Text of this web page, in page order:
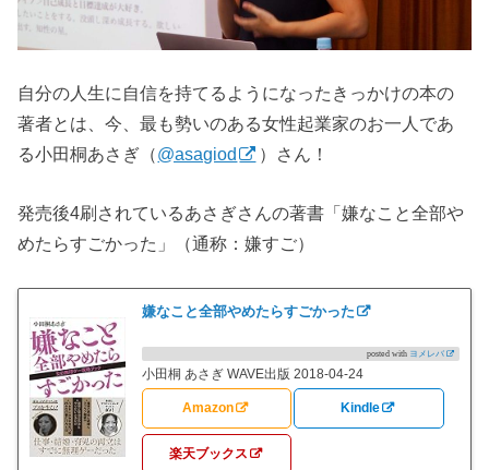
自分の人生に自信を持てるようになったきっかけの本の
著者とは、今、最も勢いのある女性起業家のお一人であ
る小田桐あさぎ（@asagiod ）さん！
発売後4刷されているあさぎさんの著書「嫌なこと全部や
めたらすごかった」（通称：嫌すご）
嫌なこと全部やめたらすごかった
posted with ヨメレバ
小田桐 あさぎ WAVE出版 2018-04-24
Amazon Kindle
楽天ブックス